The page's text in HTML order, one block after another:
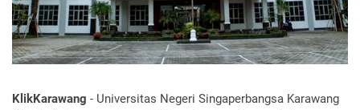
KlikKarawang - Universitas Negeri Singaperbangsa Karawang